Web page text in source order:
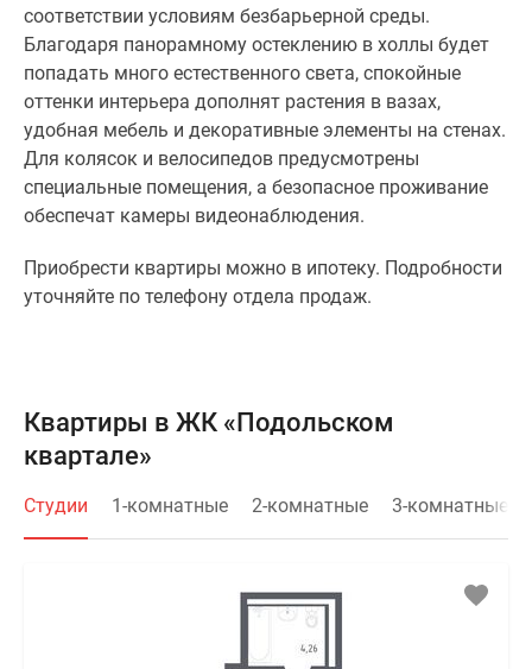
соответствии условиям безбарьерной среды.
Благодаря панорамному остеклению в холлы будет
попадать много естественного света, спокойные
оттенки интерьера дополнят растения в вазах,
удобная мебель и декоративные элементы на стенах.
Для колясок и велосипедов предусмотрены
специальные помещения, а безопасное проживание
обеспечат камеры видеонаблюдения.
Приобрести квартиры можно в ипотеку. Подробности
уточняйте по телефону отдела продаж.
Квартиры в ЖК «Подольском
квартале»
Студии 1-комнатные 2-комнатные 3-комнатные